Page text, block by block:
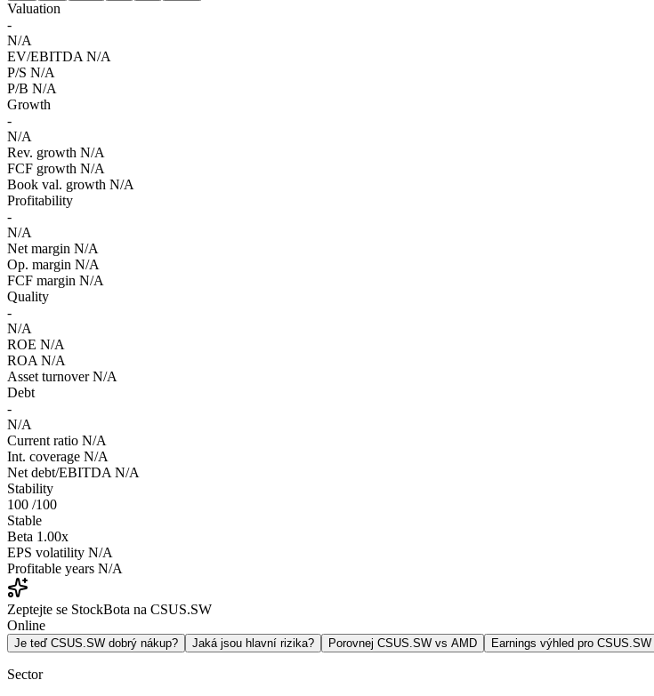
Valuation
-
N/A
EV/EBITDA N/A
P/S N/A
P/B N/A
Growth
-
N/A
Rev. growth N/A
FCF growth N/A
Book val. growth N/A
Profitability
-
N/A
Net margin N/A
Op. margin N/A
FCF margin N/A
Quality
-
N/A
ROE N/A
ROA N/A
Asset turnover N/A
Debt
-
N/A
Current ratio N/A
Int. coverage N/A
Net debt/EBITDA N/A
Stability
100 /100
Stable
Beta 1.00x
EPS volatility N/A
Profitable years N/A
Zeptejte se StockBota na CSUS.SW
Online
Je teď CSUS.SW dobrý nákup? Jaká jsou hlavní rizika? Porovnej CSUS.SW vs AMD Earnings výhled pro CSUS.SW
Sector